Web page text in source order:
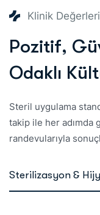
Klinik
Pozitif, Gü
Odaklı Kült
Steril uygulama
takip ile her adımda
randevularıyla
Sterilizasyon &